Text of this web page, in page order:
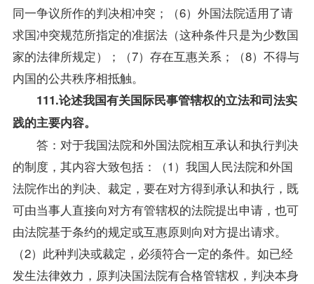
同一争议所作的判决相冲突；（6）外国法院适用了请
求国冲突规范所指定的准据法（这种条件只是为少数国
家的法律所规定）；（7）存在互惠关系；（8）不得与
内国的公共秩序相抵触。
111.论述我国有关国际民事管辖权的立法和司法实
践的主要内容。
答：对于我国法院和外国法院相互承认和执行判决
的制度，其内容大致包括：（1）我国人民法院和外国
法院作出的判决、裁定，要在对方得到承认和执行，既
可由当事人直接向对方有管辖权的法院提出申请，也可
由法院基于条约的规定或互惠原则向对方提出请求。
（2）此种判决或裁定，必须符合一定的条件。如已经
发生法律效力，原判决国法院有合格管辖权，判决本身